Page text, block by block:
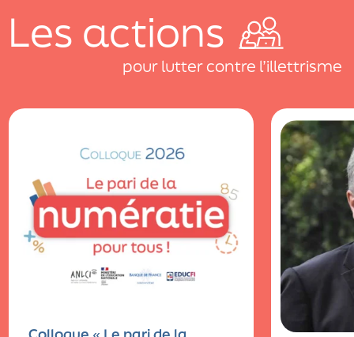
Les actions
pour lutter contre l’illettrisme